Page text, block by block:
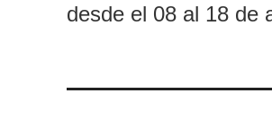
desde el 08 al 18 de